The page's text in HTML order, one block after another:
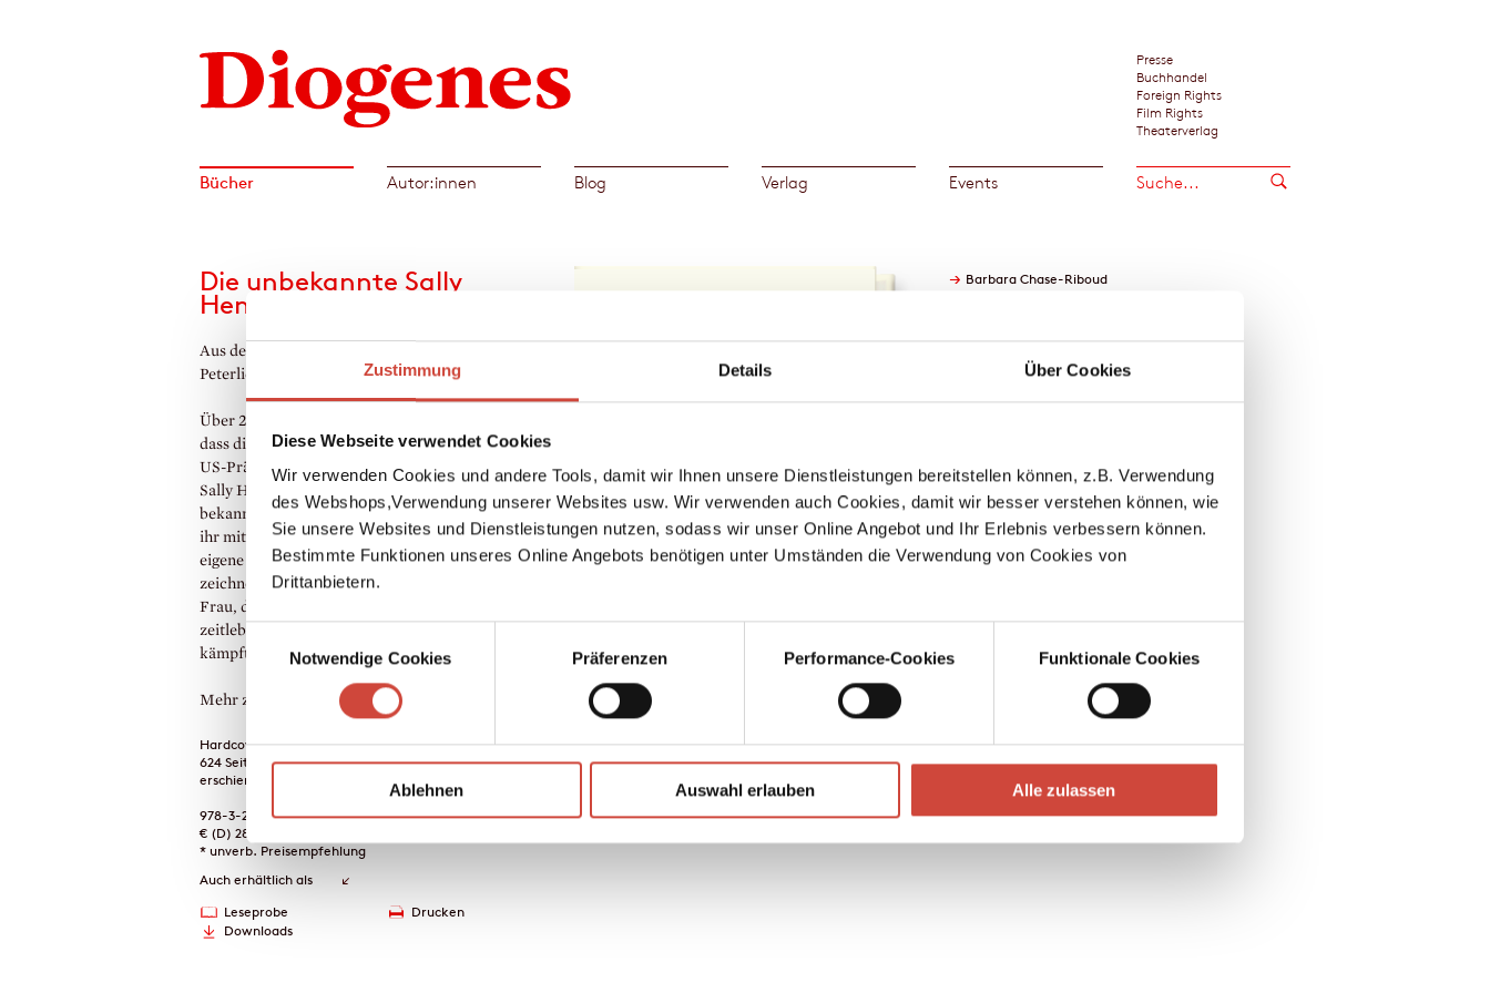
Zustimmung Details Über Cookies
Diese Webseite verwendet Cookies
Wir verwenden Cookies und andere Tools, damit wir Ihnen unsere Dienstleistungen bereitstellen können, z.B. Verwendung
des Webshops,Verwendung unserer Websites usw. Wir verwenden auch Cookies, damit wir besser verstehen können, wie
Sie unsere Websites und Dienstleistungen nutzen, sodass wir unser Online Angebot und Ihr Erlebnis verbessern können.
Bestimmte Funktionen unseres Online Angebots benötigen unter Umständen die Verwendung von Cookies von
Drittanbietern.
Einwilligungsauswahl
Notwendige Cookies
Präferenzen Performance-Cookies Funktionale Cookies
Ablehnen Auswahl erlauben Alle zulassen
Presse
Buchhandel
Foreign Rights
Film Rights
Theaterverlag
Bücher Autor:innen Blog Verlag Events
Download Bilddatei
Die unbekannte Sally
Hemings
Aus dem amerikanischen Englisch von Werner
Peterlich
Über 200 Jahre wurde unter Verschluss gehalten,
dass die wichtigste Frau an der Seite des dritten
US-Präsidenten Thomas Jefferson seine Sklavin
Sally Hemings war. Erst die international
bekannte Künstlerin Barbara Chase-Riboud gab
ihr mit diesem Roman eine Identität und ihre
eigene Geschichte zurück. In ›Sally Hemings‹
zeichnet sie das Bild einer stolzen, eigenwilligen
Frau, die statt Freiheit die Liebe wählte und
zeitlebens um ihren Platz in Jeffersons Leben
kämpfte.
Mehr zum Inhalt
Hardcover Leinen
624 Seiten
erschienen am 20. Mai 2026
978-3-257-07371-3
€ (D) 28.00 / sFr 37.00* / € (A) 28.80
* unverb. Preisempfehlung
Auch erhältlich als
Leseprobe
Downloads
Drucken
→ Barbara Chase-Riboud